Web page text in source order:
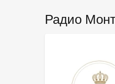
Радио